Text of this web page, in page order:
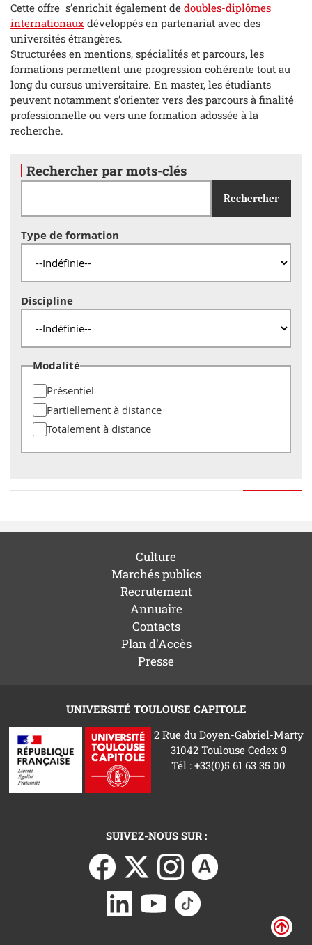
Cette offre s’enrichit également de doubles-diplômes
internationaux développés en partenariat avec des
universités étrangères.
Structurées en mentions, spécialités et parcours, les
formations permettent une progression cohérente tout au
long du cursus universitaire. En master, les étudiants
peuvent notamment s’orienter vers des parcours à finalité
professionnelle ou vers une formation adossée à la
recherche.
Rechercher par mots-clés
Rechercher
Type de formation
Discipline
Modalité
Présentiel
Partiellement à distance
Totalement à distance
Culture
Marchés publics
Recrutement
Annuaire
Contacts
Plan d'Accès
Presse
UNIVERSITÉ TOULOUSE CAPITOLE
2 Rue du Doyen-Gabriel-Marty
31042 Toulouse Cedex 9
Tél : +33(0)5 61 63 35 00
SUIVEZ-NOUS SUR :